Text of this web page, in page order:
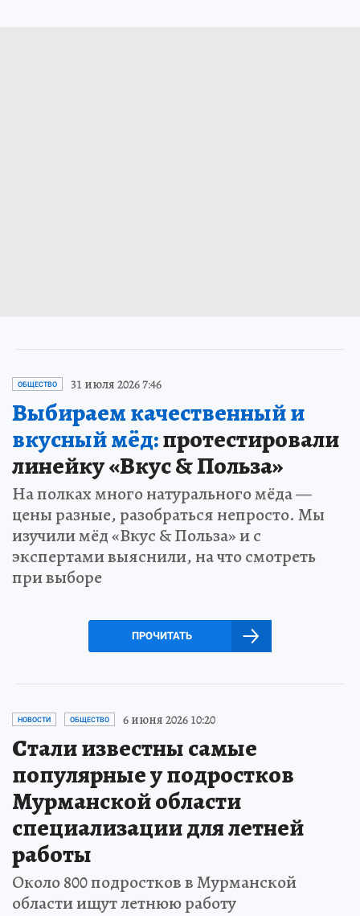
ОБЩЕСТВО 31 июля 2026 7:46
Выбираем качественный и
вкусный мёд:протестировали
линейку «Вкус & Польза»
На полках много натурального мёда —
цены разные, разобраться непросто. Мы
изучили мёд «Вкус & Польза» и с
экспертами выяснили, на что смотреть
при выборе
ПРОЧИТАТЬ
НОВОСТИ ОБЩЕСТВО 6 июня 2026 10:20
Стали известны самые
популярные у подростков
Мурманской области
специализации для летней
работы
Около 800 подростков в Мурманской
области ищут летнюю работу